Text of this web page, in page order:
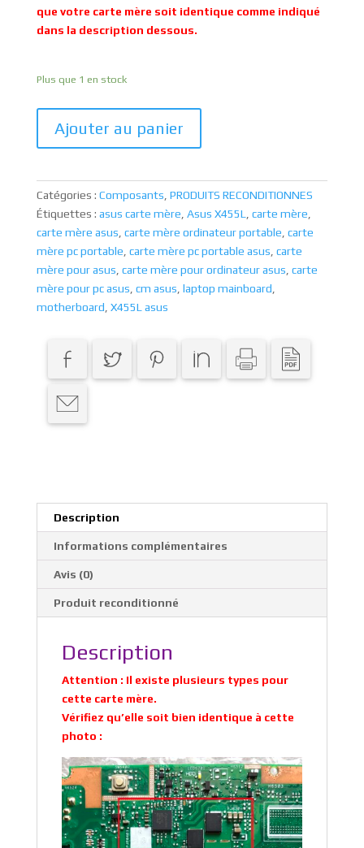
que votre carte mère soit identique comme indiqué
dans la description dessous.
Plus que 1 en stock
Ajouter au panier
Catégories : Composants PRODUITS RECONDITIONNES
Étiquettes : asus carte mère Asus X455L carte mère
carte mère asus carte mère ordinateur portable carte
mère pc portable carte mère pc portable asus carte
mère pour asus carte mère pour ordinateur asus carte
mère pour pc asus cm asus laptop mainboard
motherboard X455L asus
Description
Informations complémentaires
Avis (0)
Produit reconditionné
Description
Attention : Il existe plusieurs types pour
cette carte mère.
Vérifiez qu’elle soit bien identique à cette
photo :